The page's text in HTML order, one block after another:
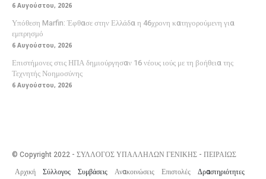
6 Αυγούστου, 2026
Υπόθεση Marfin: Έφθασε στην Ελλάδα η 46χρονη κατηγορούμενη για
εμπρησμό
6 Αυγούστου, 2026
Επιστήμονες στις ΗΠΑ δημιούργησαν 16 νέους ιούς με τη βοήθεια της
Τεχνητής Νοημοσύνης
6 Αυγούστου, 2026
© Copyright 2022 - ΣΥΛΛΟΓΟΣ ΥΠΑΛΛΗΛΩΝ ΓΕΝΙΚΗΣ - ΠΕΙΡΑΙΩΣ
Αρχική
Σύλλογος Συμβάσεις Ανακοινώσεις Επιστολές
Δραστηριότητες